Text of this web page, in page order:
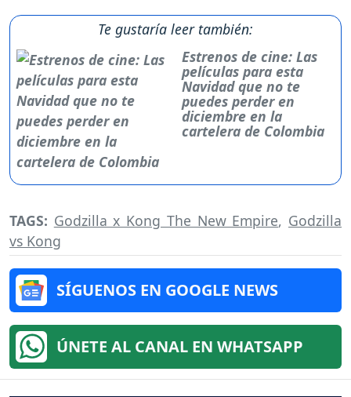
Te gustaría leer también:
Estrenos de cine: Las
películas para esta
Navidad que no te
puedes perder en
diciembre en la
cartelera de Colombia
TAGS: Godzilla x Kong The New Empire, Godzilla
vs Kong
SÍGUENOS EN GOOGLE NEWS
ÚNETE AL CANAL EN WHATSAPP